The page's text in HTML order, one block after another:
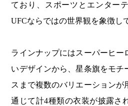
ており、スポーツとエンター
UFCならではの世界観を象徴し
ラインナップにはスーパーヒー
いデザインから、星条旗をモチ
スまで複数のバリエーションが
通じて計4種類の衣装が披露さ